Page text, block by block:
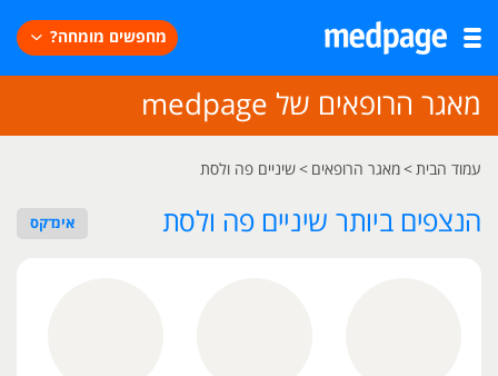
מחפשים מומחה?
מאגר הרופאים של medpage
עמוד הבית>מאגר הרופאים >שיניים פה ולסת
אינדקס הנצפים ביותר שיניים פה ולסת